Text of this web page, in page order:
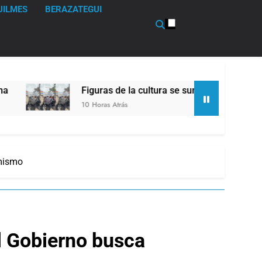
BERAZATEGUI
Figuras de la cultura se sumaron a la marcha frente al
10 Horas Atrás
busca